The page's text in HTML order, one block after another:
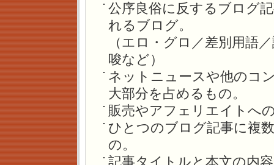
公序良俗に反するブログ
れるブログ。
（エロ・グロ／差別用語
唆など）
ネットニュースや他のコ
大部分を占めるもの。
販売やアフェリエイトへ
ひとつのブログ記事に複
の。
記事タイトルと本文の内